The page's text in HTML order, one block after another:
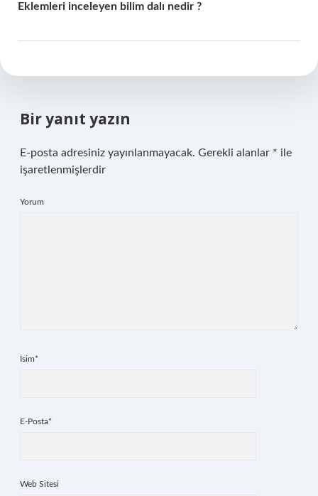
Eklemleri inceleyen bilim dalı nedir ?
Bir yanıt yazın
E-posta adresiniz yayınlanmayacak. Gerekli alanlar * ile
işaretlenmişlerdir
Yorum
İsim*
E-Posta*
Web Sitesi